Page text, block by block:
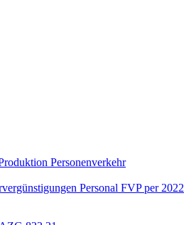
Personenverkehr
Personal FVP per 2022